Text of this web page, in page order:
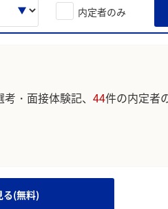
内定者のみ
・面接体験記、 44件の内定者
る(無料)